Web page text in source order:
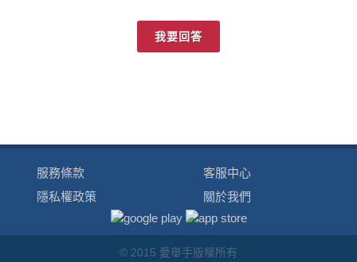
我要回答
服務條款
隱私權政策
客服中心
關於我們
© 2015 愛舉手版權所有